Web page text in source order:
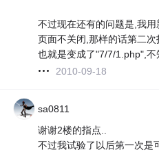
不过现在还有的问题是,我
页面不关闭,那样的话第二
也就是变成了"7/7/1.php",不
2010-09-18
sa0811
谢谢2楼的指点..
不过我试验了以后第一次是